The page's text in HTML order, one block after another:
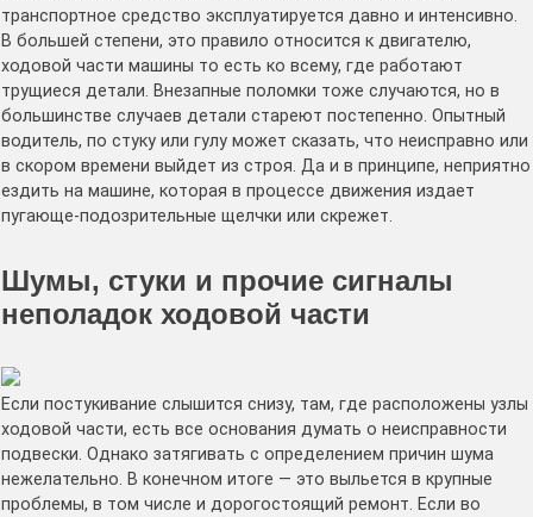
транспортное средство эксплуатируется давно и интенсивно.
В большей степени, это правило относится к двигателю,
ходовой части машины то есть ко всему, где работают
трущиеся детали. Внезапные поломки тоже случаются, но в
большинстве случаев детали стареют постепенно. Опытный
водитель, по стуку или гулу может сказать, что неисправно или
в скором времени выйдет из строя. Да и в принципе, неприятно
ездить на машине, которая в процессе движения издает
пугающе-подозрительные щелчки или скрежет.
Шумы, стуки и прочие сигналы
неполадок ходовой части
Если постукивание слышится снизу, там, где расположены узлы
ходовой части, есть все основания думать о неисправности
подвески. Однако затягивать с определением причин шума
нежелательно. В конечном итоге — это выльется в крупные
проблемы, в том числе и дорогостоящий ремонт. Если во